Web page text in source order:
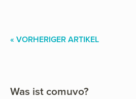
« VORHERIGER ARTIKEL
Was ist comuvo?